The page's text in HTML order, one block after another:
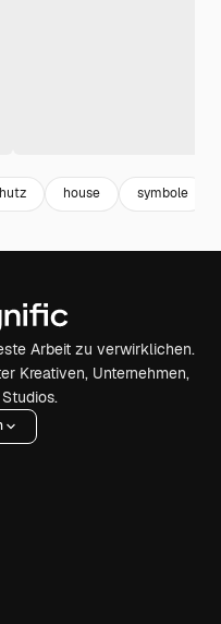
house symbole
Arbeit zu verwirklichen.
Kreativen, Unternehmen,